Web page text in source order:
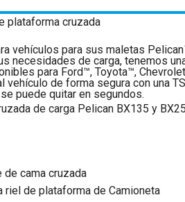
plataforma cruzada
vehículos para sus maletas
necesidades de carga, tenemos
para Ford™, Toyota™,
vehículo de forma segura con una
puede quitar en segundos.
de carga Pelican BX135 y
cama cruzada
riel de plataforma de Camioneta